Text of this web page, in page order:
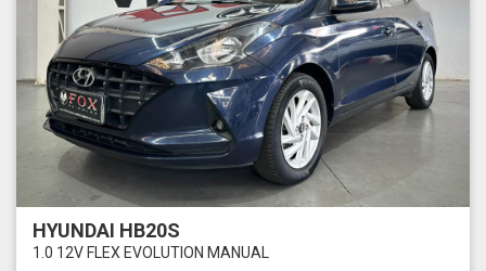
HYUNDAI HB20S
1.0 12V FLEX EVOLUTION MANUAL